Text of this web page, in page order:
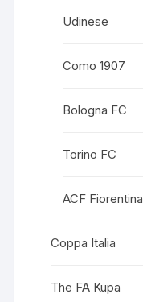
Udinese
Como 1907
Bologna FC
Torino FC
ACF Fiorentina
Coppa Italia
The FA Kupa